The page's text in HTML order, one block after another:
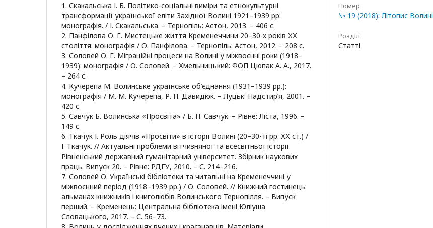
1. Скакальська І. Б. Політико-соціальні виміри та етнокультурні
трансформації української еліти Західної Волині 1921–1939 рр:
монографія. / І. Скакальська. – Тернопіль: Астон, 2013. – 406 с.
2. Панфілова О. Г. Мистецьке життя Кременеччини 20–30-х років ХХ
століття: монографія / О. Панфілова. – Тернопіль: Астон, 2012. – 208 с.
3. Соловей О. Г. Міграційні процеси на Волині у міжвоєнні роки (1918–
1939): монографія / О. Соловей. – Хмельницький: ФОП Цюпак А. А., 2017.
– 264 с.
4. Кучерепа М. Волинське українське об’єднання (1931–1939 рр.):
монографія / М. М. Кучерепа, Р. П. Давидюк. – Луцьк: Надстир’я, 2001. –
420 с.
5. Савчук Б. Волинська «Просвіта» / Б. П. Савчук. – Рівне: Ліста, 1996. –
149 с.
6. Ткачук І. Роль діячів «Просвіти» в історії Волині (20–30-ті рр. ХХ ст.) /
І. Ткачук. // Актуальні проблеми вітчизняної та всесвітньої історії.
Рівненський державний гуманітарний університет. Збірник наукових
праць. Випуск 20. – Рівне: РДГУ, 2010. – С. 214–216.
7. Соловей О. Українські бібліотеки та читальні на Кременеччині у
міжвоєнний період (1918–1939 рр.) / О. Соловей. // Книжний гостинець:
альманах книжників і книголюбів Волинського Тернопілля. – Випуск
перший. – Кременець: Центральна бібліотека імені Юліуша
Словацького, 2017. – С. 56–73.
Номер
№ 19 (2018): Літопис Волині
Розділ
Статті